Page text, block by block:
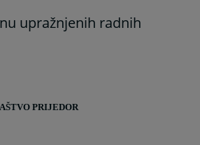
upražnjenih radnih
PRIJEDOR